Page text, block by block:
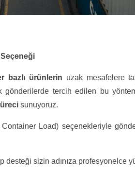
bazlı ürünlerin uzak mesafelere
gönderilerde tercih edilen bu
sunuyoruz.
Load) seçenekleriyle
sizin adınıza profesyonelce